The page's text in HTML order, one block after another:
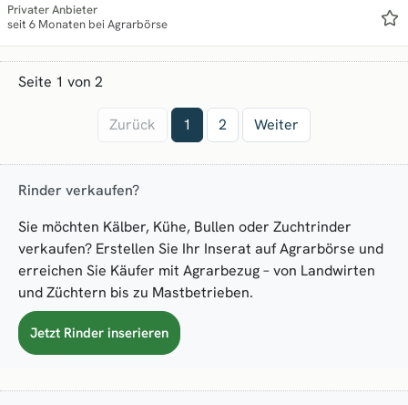
Nicht tragende Färsen
Jungbullen &
Mastbullen·Milchkühe
Privater Anbieter
seit 6 Monaten bei Agrarbörse
Seite 1 von 2
Zurück 1 2 Weiter
Rinder verkaufen?
Sie möchten Kälber, Kühe, Bullen oder Zuchtrinder
verkaufen? Erstellen Sie Ihr Inserat auf Agrarbörse und
erreichen Sie Käufer mit Agrarbezug – von Landwirten
und Züchtern bis zu Mastbetrieben.
Jetzt Rinder inserieren